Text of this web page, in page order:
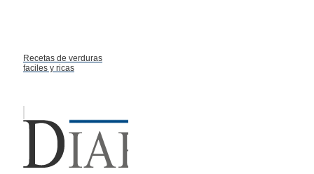
Recetas de verduras
faciles y ricas